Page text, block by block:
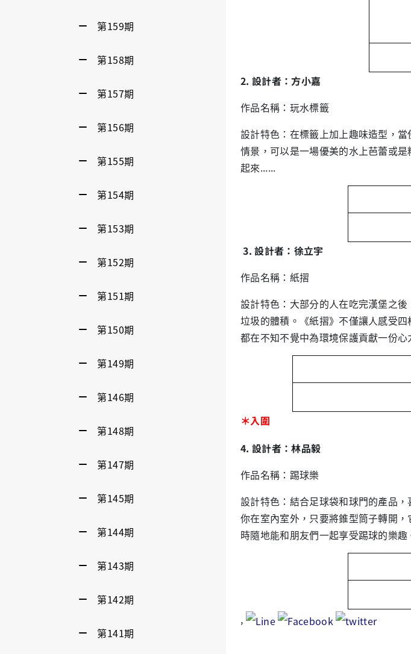
第159期
第158期
第157期
第156期
第155期
第154期
第153期
第152期
第151期
第150期
第149期
第146期
第148期
第147期
第145期
第144期
第143期
第142期
第141期
2. 設計者：方小嘉
作品名稱：玩水標籤
設計特色：在標籤上加上趣味造型，
情景，可以是一場優美的水上芭蕾或
起來......
3. 設計者：徐立宇
作品名稱：紙摺
設計特色：大部分的人在吃完漢堡之
垃圾的體積。《紙摺》不僅讓人感受
都在不知不覺中為環境保護貢獻一份心
＊入圍
4. 設計者：林品毅
作品名稱：踢球樂
設計特色：結合足球袋和球門的產品
你在室內室外，只要將錐型筒子轉開
時隨地能和朋友們一起享受踢球的樂趣
,